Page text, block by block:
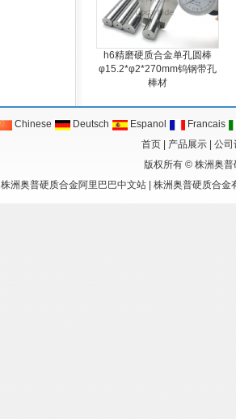
h6精磨硬质合金单孔圆棒
φ15.2*φ2*270mm钨钢带孔
棒材
Chinese Deutsch Espanol
Francais
首页
产品展示
公司
版权所有 © 株洲奥普
株洲奥普硬质合金阿里巴巴中文站| 株洲奥普硬质合金